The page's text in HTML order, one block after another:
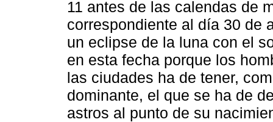
11 antes de las calendas de
correspondiente al día 30 de
un eclipse de la luna con el
en esta fecha porque los
las ciudades ha de tener,
dominante, el que se ha de
astros al punto de su